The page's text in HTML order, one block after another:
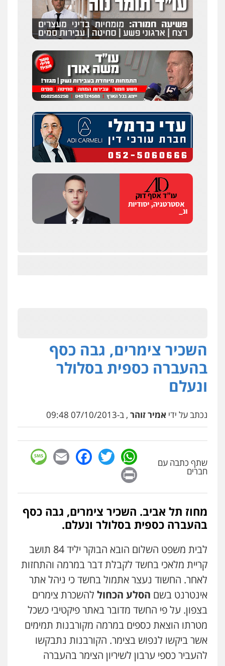
השכיר צימרים, גבה כסף
בהעברה כספית בסלולר
ונעלם
נכתב על ידי אמיר זוהר , ב-07/10/2013 09:48
שתף כתבה עם
חברים
WhatsApp
Twitter
Facebook
Email
מחוז תל אביב. השכיר צימרים, גבה כסף
בהעברה כספית בסלולר ונעלם.
לבית משפט השלום הובא הבוקר יליד 84 תושב
קריית מלאכי בחשד לקבלת דבר במרמה והתחזות
לאחר. החשוד נעצר אתמול בחשד כי ניהל אתר
אינטרנט בשם הסלע הכחול להשכרת צימרים
בצפון. על פי החשד מדובר באתר פיקטיבי כשכל
מטרתו הוצאת כספים במרמה מקורבנות תמימים
אשר ביקשו לנפוש בצימר. הקורבנות נתבקשו
להעביר כספי ערבון לשיריון הצימר בהעברה
0504578527
מחיקת כתבות מגוגל ודחיקת אזכורים
שליליים
שירותים מקצועיים לעורכי דין
0522508109
מהירות הגנה גיבוי תמיכה שירותים
מקצועיים לעורכי דין
מרכז התחלה חדשה
אסירים עבירות מין שירותים מקצועיים
לעורכי דין
0544500346
מאיה בלום, עו"ס, טיפול ושיקום
טיפול בהתמכרויות שירותים מקצועיים
0504062539